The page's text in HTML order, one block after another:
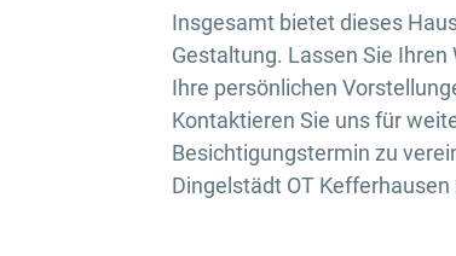
Insgesamt bietet dieses
Gestaltung. Lassen Sie
Ihre persönlichen
Kontaktieren Sie uns für
Besichtigungstermin zu
Dingelstädt OT